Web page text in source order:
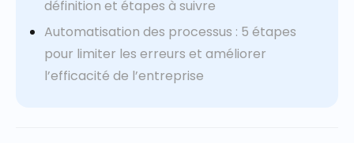
définition et étapes à suivre
Automatisation des processus : 5 étapes
pour limiter les erreurs et améliorer
l’efficacité de l’entreprise